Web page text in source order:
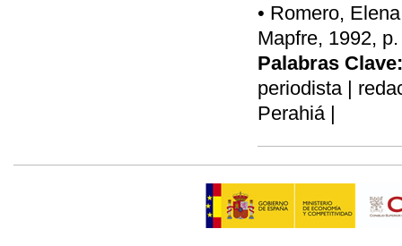
• Romero,
Mapfre, 1992,
Palabras Clave:
periodista |
Perahiá |